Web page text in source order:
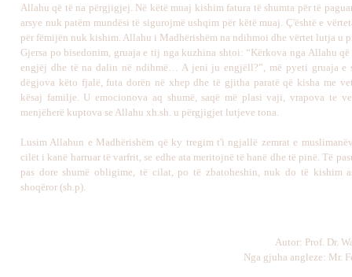
Allahu që të na përgjigjej. Në këtë muaj kishim fatura të shumta për të
arsye nuk patëm mundësi të sigurojmë ushqim për këtë muaj. Ç'është e
për fëmijën nuk kishim. Allahu i Madhërishëm na ndihmoi dhe vërtet lutja u
Gjersa po bisedonim, gruaja e tij nga kuzhina shtoi: “Kërkova nga Allahu që
engjëj dhe të na dalin në ndihmë… A jeni ju engjëll?”, më pyeti gruaja e
dëgjova këto fjalë, futa dorën në xhep dhe të gjitha paratë që kisha me
kësaj familje. U emocionova aq shumë, saqë më plasi vaji, vrapova te
menjëherë kuptova se Allahu xh.sh. u përgjigjet lutjeve tona.
Lusim Allahun e Madhërishëm që ky tregim t'i ngjallë zemrat e
cilët i kanë harruar të varfrit, se edhe ata meritojnë të hanë dhe të pinë. Të
pas dore shumë obligime, të cilat, po të zbatoheshin, nuk do të kishim
shoqëror (sh.p).
Autor: Prof. Dr.
Nga gjuha angleze: Mr.